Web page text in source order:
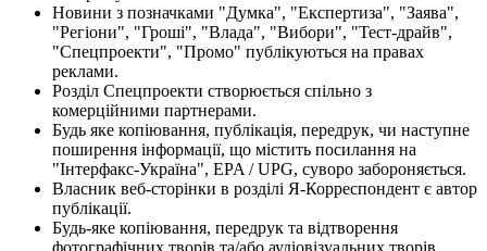
Новини з позначками "Думка", "Експертиза", "Заява",
"Регіони", "Гроші", "Влада", "Вибори", "Тест-драйв",
"Спецпроекти", "Промо" публікуються на правах
реклами.
Розділ Спецпроекти створюється спільно з
комерційними партнерами.
Будь яке копіювання, публікація, передрук, чи наступне
поширення інформації, що містить посилання на
"Інтерфакс-Україна", EPA / UPG, суворо забороняється.
Власник веб-сторінки в розділі Я-Корреспондент є автор
публікації.
Будь-яке копіювання, передрук та відтворення
фотографічних творів та/або аудіовізуальних творів